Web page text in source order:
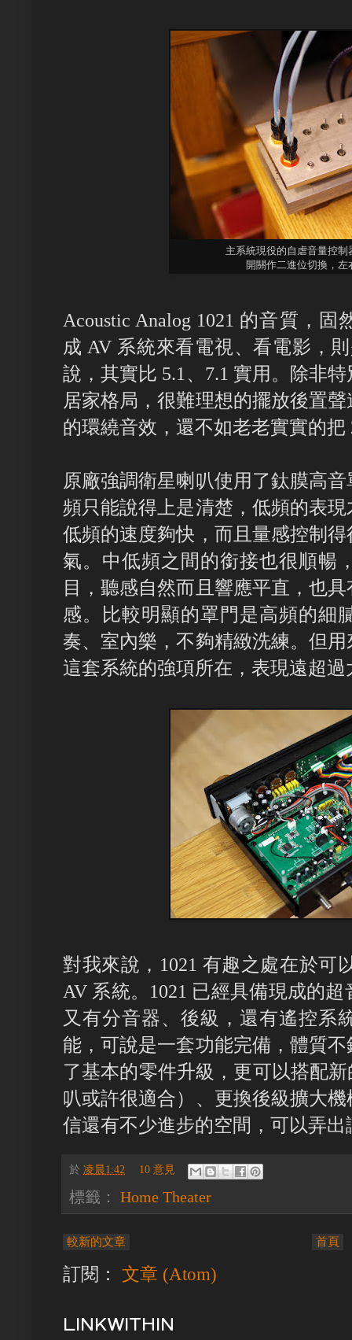
主系統現役的自虐音量控制
開關作二進位切換，左
Acoustic Analog 1021 的音質，
成 AV 系統來看電視、看電影，
說，其實比 5.1、7.1 實用。除非
居家格局，很難理想的擺放後置
的環繞音效，還不如老老實實的把
原廠強調衛星喇叭使用了鈦膜高
頻只能說得上是清楚，低頻的表
低頻的速度夠快，而且量感控制
氣。中低頻之間的銜接也很順暢
目，聽感自然而且響應平直，也
感。比較明顯的罩門是高頻的細
奏、室內樂，不夠精緻洗練。但
這套系統的強項所在，表現遠超
對我來說，1021 有趣之處在於可
AV 系統。1021 已經具備現成的
又有分音器、後級，還有遙控系
能，可說是一套功能完備，體質
了基本的零件升級，更可以搭配
叭或許很適合）、更換後級擴大
信還有不少進步的空間，可以弄
於 凌晨1:42 10 意見
標籤： Home Theater
較新的文章 首頁
訂閱： 文章 (Atom)
LINKWITHIN